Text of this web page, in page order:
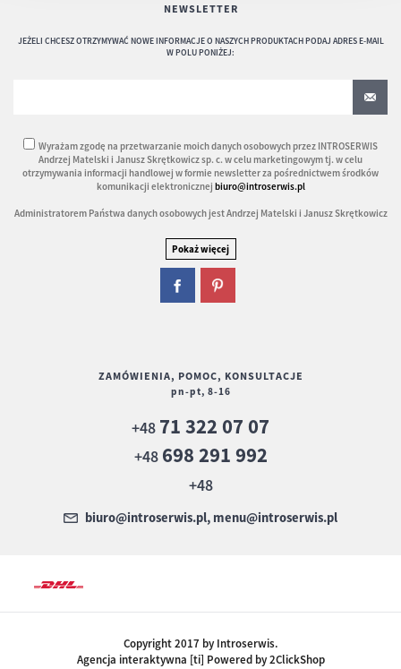
NEWSLETTER
JEŻELI CHCESZ OTRZYMYWAĆ NOWE INFORMACJE O NASZYCH PRODUKTACH PODAJ ADRES E-MAIL
W POLU PONIŻEJ:
Wyrażam zgodę na przetwarzanie moich danych osobowych przez INTROSERWIS
Andrzej Matelski i Janusz Skrętkowicz sp. c. w celu marketingowym tj. w celu
otrzymywania informacji handlowej w formie newsletter za pośrednictwem środków
komunikacji elektronicznej biuro@introserwis.pl
Administratorem Państwa danych osobowych jest Andrzej Matelski i Janusz Skrętkowicz
ZAMÓWIENIA, POMOC, KONSULTACJE
pn-pt, 8-16
+48 71 322 07 07
+48 698 291 992
+48
biuro@introserwis.pl, menu@introserwis.pl
Copyright 2017 by Introserwis.
Agencja interaktywna [ti] Powered by 2ClickShop